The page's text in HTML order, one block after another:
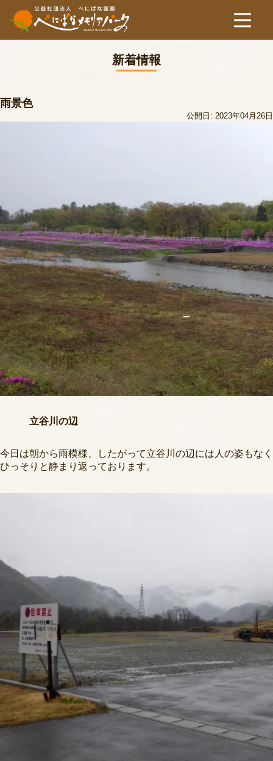
新着情報
雨景色
公開日: 2023年04月26日
立谷川の辺
今日は朝から雨模様、したがって立谷川の辺には人の姿もなく
ひっそりと静まり返っております。